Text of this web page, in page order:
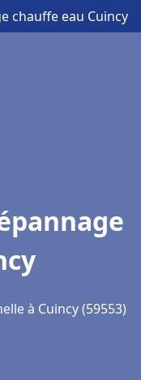
chauffe eau Cuincy
à Cuincy (59553)